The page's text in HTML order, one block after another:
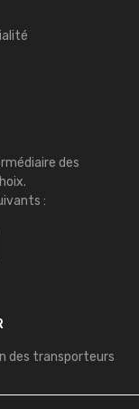
des
:
des transporteurs